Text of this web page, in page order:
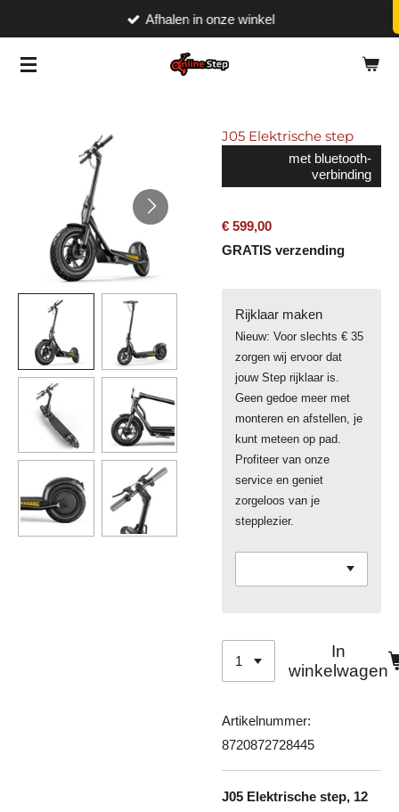
naar
Afhalen in onze winkel
J05 Elektrische step
met bluetooth-
verbinding
€ 599,00
GRATIS verzending
Rijklaar maken
Nieuw: Voor slechts € 35
zorgen wij ervoor dat
jouw Step rijklaar is.
Geen gedoe meer met
monteren en afstellen, je
kunt meteen op pad.
Profiteer van onze
service en geniet
zorgeloos van je
stepplezier.
In
winkelwagen
Artikelnummer:
8720872728445
J05 Elektrische step, 12